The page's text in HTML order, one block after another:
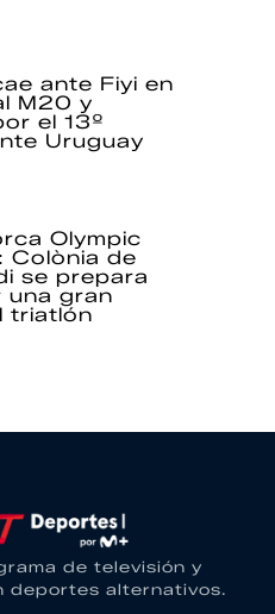
ante Fiyi en
M20 y
el 13º
Uruguay
Olympic
Colònia de
se prepara
una gran
triatlón
de televisión y
deportes alternativos.